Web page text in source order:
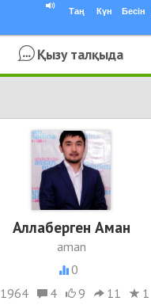
Таң Күн Бесін
Қызу талқыда
Аллаберген Аман
aman
0
1964
4 9 11 1